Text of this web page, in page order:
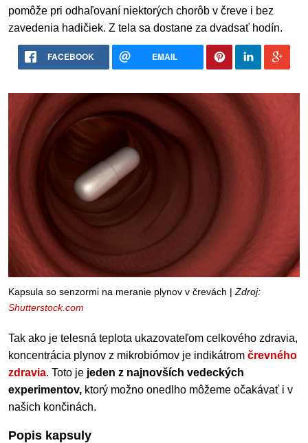
pomôže pri odhaľovaní niektorých chorôb v čreve i bez
zavedenia hadičiek. Z tela sa dostane za dvadsať hodín.
FACEBOOK EMAIL
Kapsula so senzormi na meranie plynov v črevách | Zdroj:
Shutterstock.com
Tak ako je telesná teplota ukazovateľom celkového zdravia,
koncentrácia plynov z mikrobiómov je indikátrom črevného
zdravia. Toto je jeden z najnovších vedeckých
experimentov, ktorý možno onedlho môžeme očakávať i v
našich končinách.
Popis kapsuly